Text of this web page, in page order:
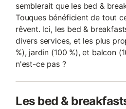
semblerait que les bed &
Touques bénéficient de tout
rêvent. Ici, les bed &
divers services, et les plus
%), jardin (100 %), et balcon
n'est-ce pas ?
Les bed &